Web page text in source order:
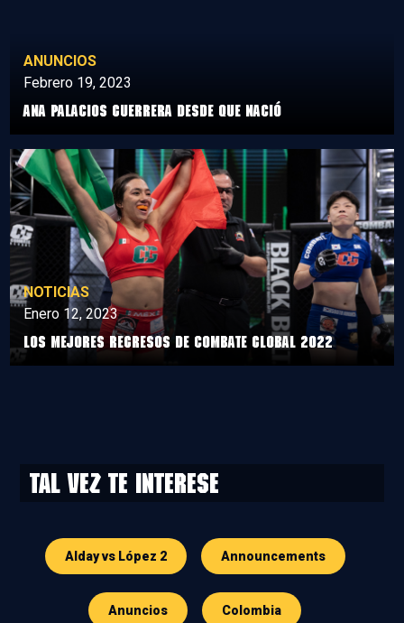
ANUNCIOS
Febrero 19, 2023
Ana Palacios Guerrera desde que nació
NOTICIAS
Enero 12, 2023
Los mejores regresos de Combate Global 2022
Tal vez te interese
Alday vs López 2 Announcements
Anuncios Colombia